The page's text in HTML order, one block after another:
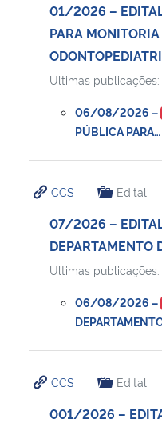
01/2026 –
PARA
Ultimas
06/08/2026 –
PÚBLICA
CCS Edital
07/2026 –
DEPARTAMENTO
Ultimas
06/08/2026 –
CCS Edital
001/2026 –